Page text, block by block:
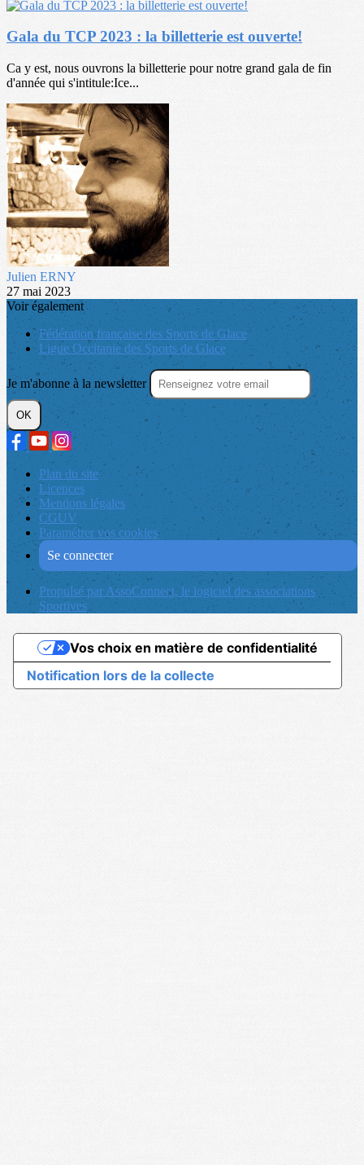
Gala du TCP 2023 : la billetterie est ouverte!
Ca y est, nous ouvrons la billetterie pour notre grand gala de fin
d'année qui s'intitule:Ice...
Julien ERNY
27 mai 2023
Voir également
Fédération française des Sports de Glace
Ligue Occitanie des Sports de Glace
Je m'abonne à la newsletter
OK
Plan du site
Licences
Mentions légales
CGUV
Paramétrer vos cookies
Se connecter
Propulsé par AssoConnect, le logiciel des associations
Sportives
Notification lors de la collecte
Vos choix en matière de confidentialité